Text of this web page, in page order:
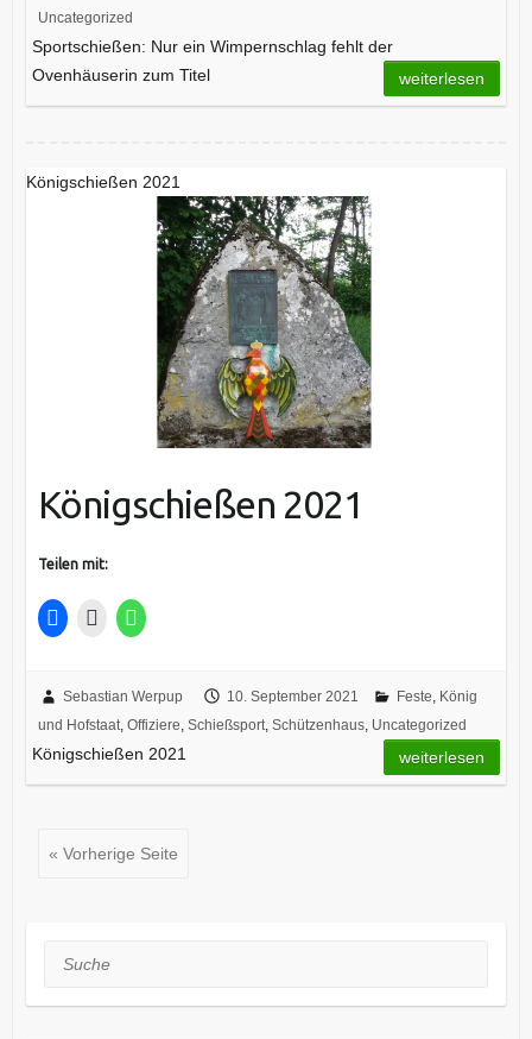
Uncategorized
Sportschießen: Nur ein Wimpernschlag fehlt der
Ovenhäuserin zum Titel
weiterlesen
Königschießen 2021
Königschießen 2021
Teilen mit:
Sebastian Werpup 10. September 2021 Feste, König
und Hofstaat, Offiziere, Schießsport, Schützenhaus, Uncategorized
Königschießen 2021 weiterlesen
« Vorherige Seite
Suche